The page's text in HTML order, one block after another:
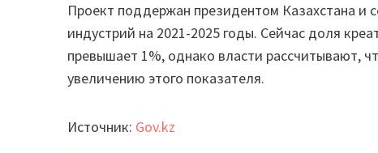
Проект поддержан президентом Казахстана и
индустрий на 2021-2025 годы. Сейчас доля
превышает 1%, однако власти рассчитывают,
увеличению этого показателя.
Источник: Gov.kz